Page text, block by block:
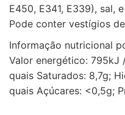
E450, E341, E339), sal,
Pode conter vestígios
Informação nutricional
Valor energético: 795kJ
quais Saturados: 8,7g;
quais Açúcares: <0,5g;